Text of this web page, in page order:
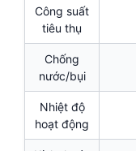
Công suất
tiêu thụ
Chống
nước/bụi
Nhiệt độ
hoạt động